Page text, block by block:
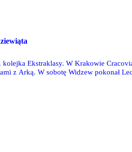
kolejka Ekstraklasy. W Krakowie
z Arką. W sobotę Widzew pokonał